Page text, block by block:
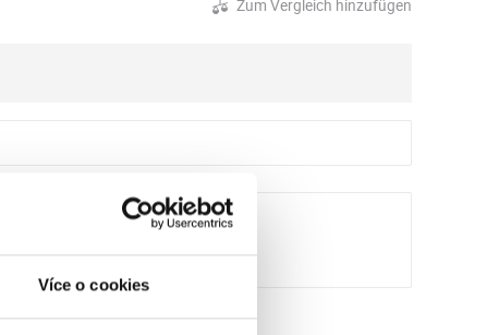
Více o cookies
Zum Vergleich hinzufügen